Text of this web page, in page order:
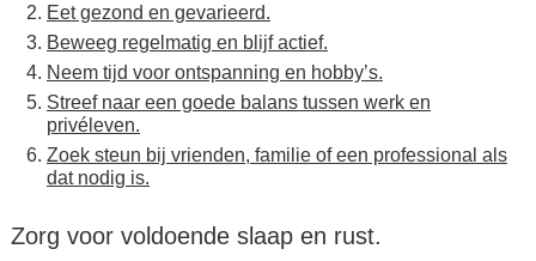
Eet gezond en gevarieerd.
Beweeg regelmatig en blijf actief.
Neem tijd voor ontspanning en hobby’s.
Streef naar een goede balans tussen werk en
privéleven.
Zoek steun bij vrienden, familie of een professional als
dat nodig is.
Zorg voor voldoende slaap en rust.